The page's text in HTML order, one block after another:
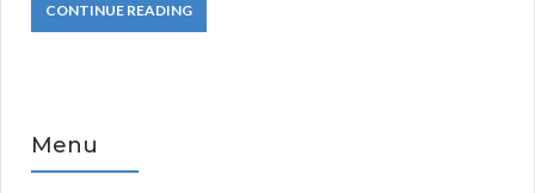
CONTINUE READING
Menu